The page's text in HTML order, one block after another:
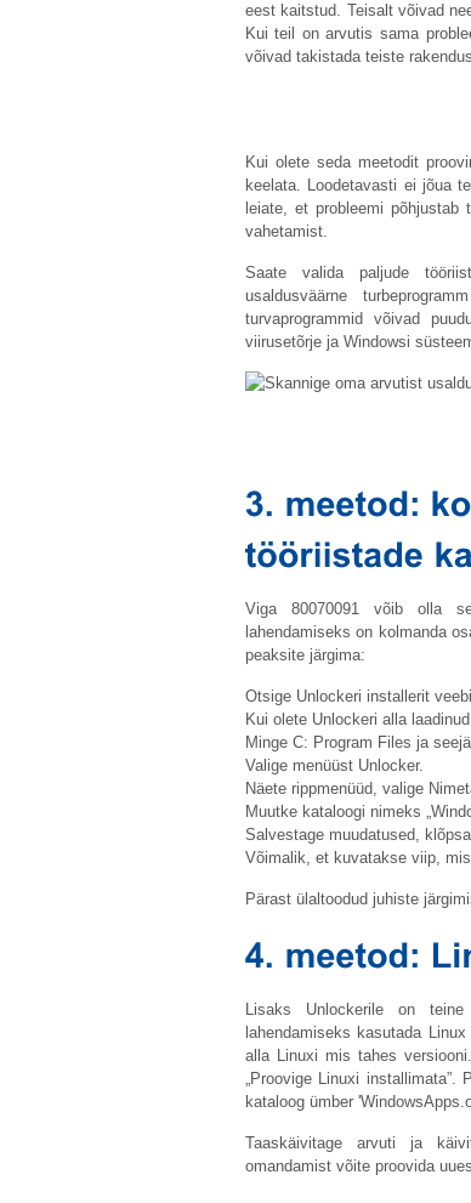
eest kaitstud. Teisalt võivad
Kui teil on arvutis sama
võivad takistada teiste
Kui olete seda meetodit
keelata. Loodetavasti ei jõua
leiate, et probleemi
vahetamist.
Saate valida paljude
usaldusväärne
turvaprogrammid võivad
viirusetõrje ja Windowsi
Viga 80070091 võib olla
lahendamiseks on kolmanda
peaksite järgima:
Otsige Unlockeri installerit
Kui olete Unlockeri alla
Minge C: Program Files ja
Valige menüüst Unlocker.
Näete rippmenüüd, valige
Muutke kataloogi nimeks „
Salvestage muudatused,
Võimalik, et kuvatakse viip,
Pärast ülaltoodud juhiste
Lisaks Unlockerile on
lahendamiseks kasutada
alla Linuxi mis tahes
„Proovige Linuxi installimata”.
kataloog ümber '
Taaskäivitage arvuti ja
omandamist võite proovida